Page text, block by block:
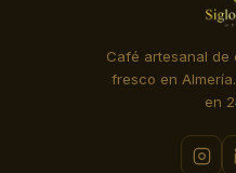
Café artesanal de
fresco en
en